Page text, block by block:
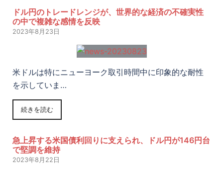
ドル円のトレードレンジが、世界的な経済の不確実性
の中で複雑な感情を反映
2023年8月23日
米ドルは特にニューヨーク取引時間中に印象的な耐性
を示していま…
続きを読む
急上昇する米国債利回りに支えられ、ドル円が146円台
で堅調を維持
2023年8月22日